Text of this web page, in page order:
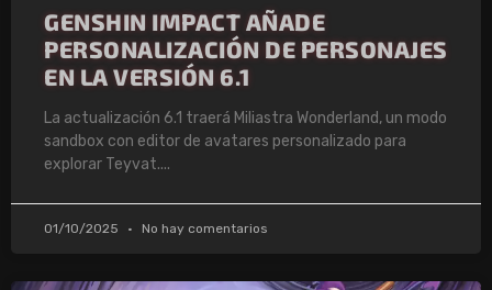
GENSHIN IMPACT AÑADE
PERSONALIZACIÓN DE PERSONAJES
EN LA VERSIÓN 6.1
La actualización 6.1 traerá Miliastra Wonderland, un modo
sandbox con editor de avatares personalizado para
explorar Teyvat.
01/10/2025 No hay comentarios